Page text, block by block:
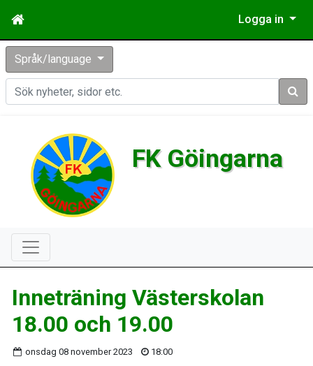
Logga in
Språk/language
Sök
FK Göingarna
Inneträning Västerskolan
18.00 och 19.00
onsdag 08 november 2023 18:00